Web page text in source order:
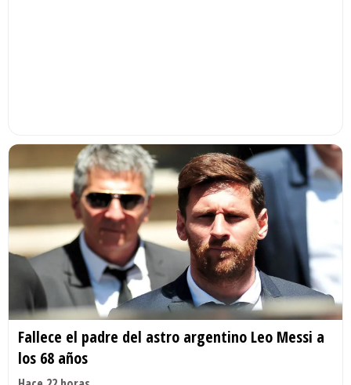
Fallece el padre del astro argentino Leo Messi a
los 68 años